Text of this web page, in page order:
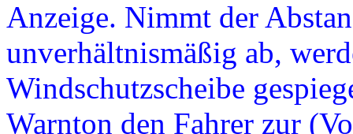
Anzeige. Nimmt der
unverhältnismäßig ab,
Windschutzscheibe
Warnton den Fahrer zur